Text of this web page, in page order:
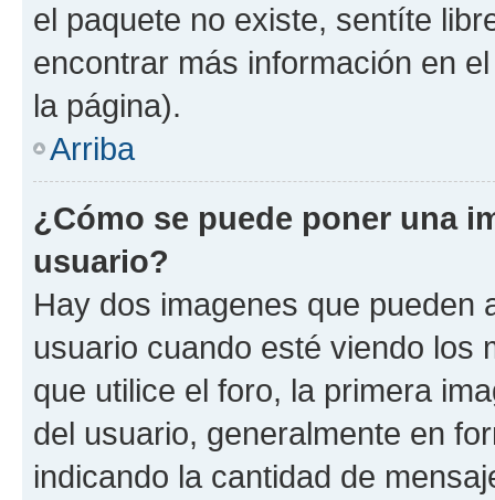
el paquete no existe, sentíte
encontrar más información en
la página).
Arriba
¿Cómo se puede poner una
usuario?
Hay dos imagenes que pueden
usuario cuando esté viendo los
que utilice el foro, la primera
del usuario, generalmente en
indicando la cantidad de